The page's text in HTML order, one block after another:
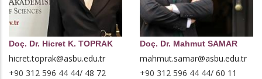
Doç. Dr. Hicret K. TOPRAK
hicret.toprak@asbu.edu.tr
+90 312 596 44 44/ 48 72
Doç. Dr. Mahmut SAMAR
mahmut.samar@asbu.edu.tr
+90 312 596 44 44/ 60 11